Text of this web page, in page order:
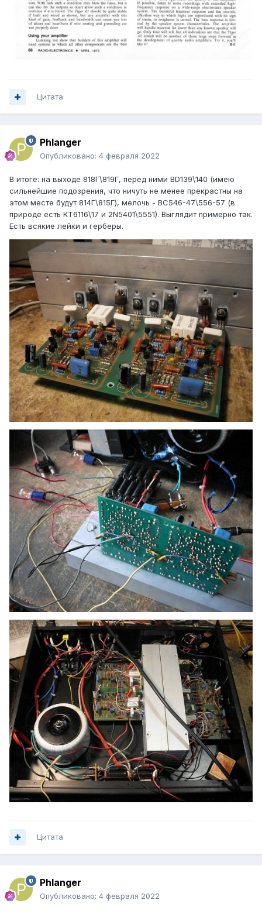
Цитата
Phlanger
Опубликовано: 4 февраля 2022
В итоге: на выходе 818Г\819Г, перед ними BD139\140 (имею
сильнейшие подозрения, что ничуть не менее прекрастны на
этом месте будут 814Г\815Г), мелочь - BC546-47\556-57 (в
природе есть КТ6116\17 и 2N5401\5551). Выглядит примерно так.
Есть всякие лейки и герберы.
Цитата
Phlanger
Опубликовано: 4 февраля 2022